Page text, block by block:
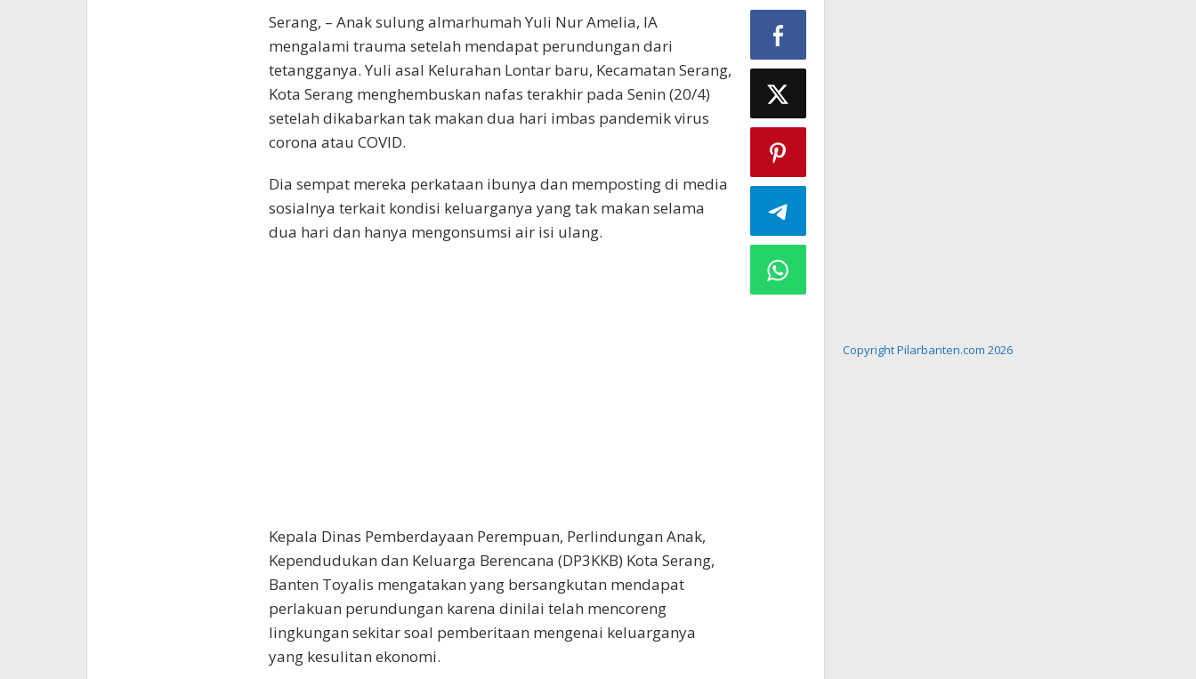
Serang, – Anak sulung almarhumah Yuli Nur Amelia, IA
mengalami trauma setelah mendapat perundungan dari
tetangganya. Yuli asal Kelurahan Lontar baru, Kecamatan Serang,
Kota Serang menghembuskan nafas terakhir pada Senin (20/4)
setelah dikabarkan tak makan dua hari imbas pandemik virus
corona atau COVID.
Dia sempat mereka perkataan ibunya dan memposting di media
sosialnya terkait kondisi keluarganya yang tak makan selama
dua hari dan hanya mengonsumsi air isi ulang.
Kepala Dinas Pemberdayaan Perempuan, Perlindungan Anak,
Kependudukan dan Keluarga Berencana (DP3KKB) Kota Serang,
Banten Toyalis mengatakan yang bersangkutan mendapat
perlakuan perundungan karena dinilai telah mencoreng
lingkungan sekitar soal pemberitaan mengenai keluarganya
yang kesulitan ekonomi.
Copyright Pilarbanten.com 2026